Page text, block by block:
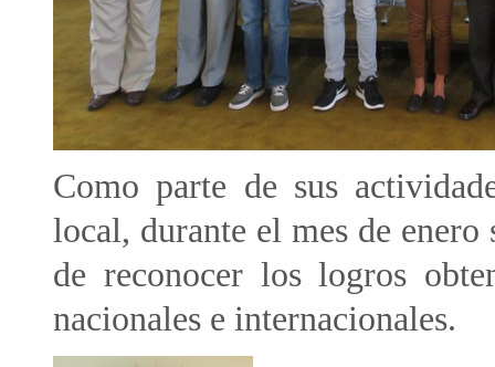
Como parte de sus
local, durante el mes de
de reconocer los logros
nacionales e internacionales.